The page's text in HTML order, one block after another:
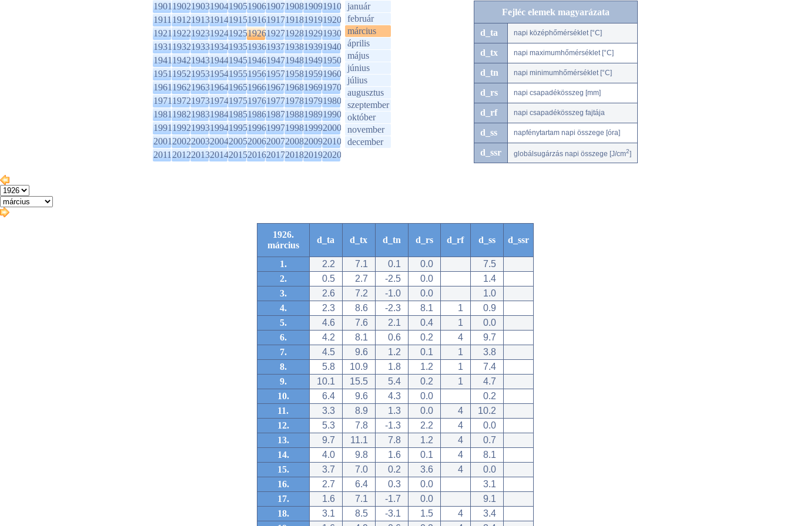
1901190219031904190519061907190819091910
1911191219131914191519161917191819191920
1921192219231924192519261927192819291930
1931193219331934193519361937193819391940
1941194219431944194519461947194819491950
1951195219531954195519561957195819591960
1961196219631964196519661967196819691970
1971197219731974197519761977197819791980
1981198219831984198519861987198819891990
1991199219931994199519961997199819992000
2001200220032004200520062007200820092010
2011201220132014201520162017201820192020
január
február
március
április
május
június
július
augusztus
szeptember
október
november
december
Fejléc elemek magyarázata
d_ta napi középhőmérséklet [°C]
d_tx napi maximumhőmérséklet [°C]
d_tn napi minimumhőmérséklet [°C]
d_rs napi csapadékösszeg [mm]
d_rf napi csapadékösszeg fajtája
d_ss napfénytartam napi összege [óra]
d_ssr globálsugárzás napi összege [J/cm2]
1926.
március
d_ta d_tx d_tn d_rs d_rf d_ss d_ssr
1. 2.2 7.1 0.1 0.0
7.5
2.
0.5 2.7 -2.5 0.0
1.4
3.
2.6 7.2 -1.0 0.0
1.0
4.
2.3 8.6 -2.3 8.1 1
0.9
5.
4.6 7.6 2.1 0.4 1
0.0
6.
4.2 8.1 0.6 0.2 4
9.7
7.
4.5 9.6 1.2 0.1 1
3.8
8.
5.8 10.9 1.8 1.2 1
7.4
9.
10.1 15.5 5.4 0.2 1
4.7
10.
6.4 9.6 4.3 0.0
0.2
11.
3.3 8.9 1.3 0.0 4
10.2
12.
5.3 7.8 -1.3 2.2 4
0.0
13.
9.7 11.1 7.8 1.2 4
0.7
14.
4.0 9.8 1.6 0.1 4
8.1
15.
3.7 7.0 0.2 3.6 4
0.0
16.
2.7 6.4 0.3 0.0
3.1
17.
1.6 7.1 -1.7 0.0
9.1
18.
3.1 8.5 -3.1 1.5 4
3.4